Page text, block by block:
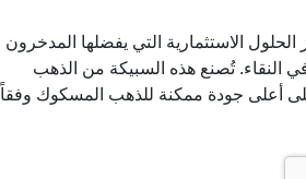
أبرز الحلول الاستثمارية التي يفضلها المدخرون
النقاء. تُصنع هذه السبيكة من الذهب
الحصول على أعلى جودة ممكنة للذهب المسكوك وفقاً